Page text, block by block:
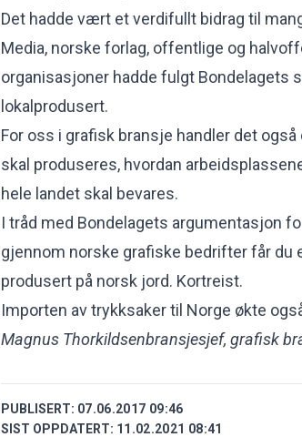
Det hadde vært et verdifullt bidrag til
Media, norske forlag, offentlige og
organisasjoner hadde fulgt Bondelagets
lokalprodusert.
For oss i grafisk bransje handler det
skal produseres, hvordan
hele landet skal bevares.
I tråd med Bondelagets argumentasjon
gjennom norske grafiske bedrifter får du
produsert på norsk jord. Kortreist.
Importen av trykksaker til Norge økte
Magnus Thorkildsenbransjesjef, grafisk
PUBLISERT: 07.06.2017 09:46
SIST OPPDATERT: 11.02.2021 08:41